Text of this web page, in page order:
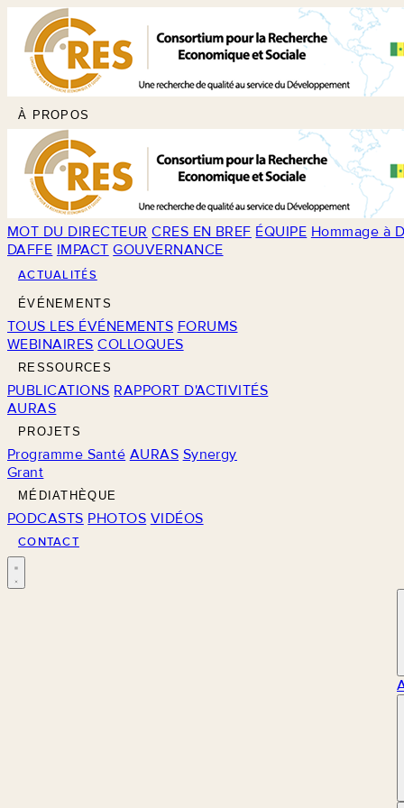
À PROPOS
MOT DU DIRECTEUR CRES EN BREF ÉQUIPE Hommage à
DAFFE IMPACT GOUVERNANCE
ACTUALITÉS
ÉVÉNEMENTS
TOUS LES ÉVÉNEMENTS FORUMS
WEBINAIRES COLLOQUES
RESSOURCES
PUBLICATIONS RAPPORT D'ACTIVITÉS
AURAS
PROJETS
Programme Santé AURAS Synergy
Grant
MÉDIATHÈQUE
PODCASTS PHOTOS VIDÉOS
CONTACT